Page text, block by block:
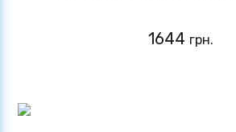
1644 грн.